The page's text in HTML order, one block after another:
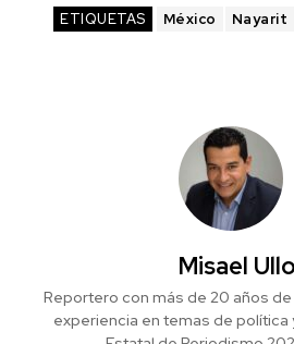
ETIQUETAS México Nayarit
Misael
Reportero con más de 20 años
experiencia en temas de política